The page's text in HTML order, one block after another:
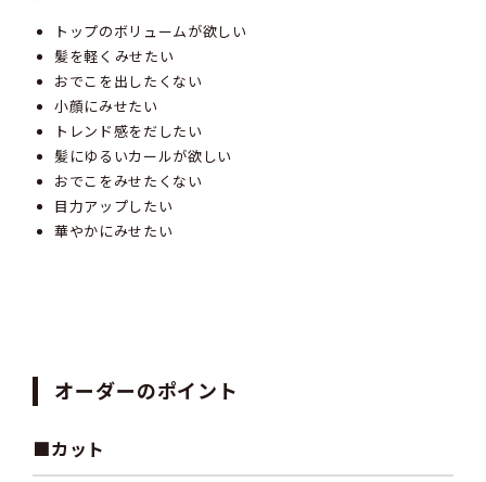
トップのボリュームが欲しい
髪を軽くみせたい
おでこを出したくない
小顔にみせたい
トレンド感をだしたい
髪にゆるいカールが欲しい
おでこをみせたくない
目力アップしたい
華やかにみせたい
オーダーのポイント
■カット